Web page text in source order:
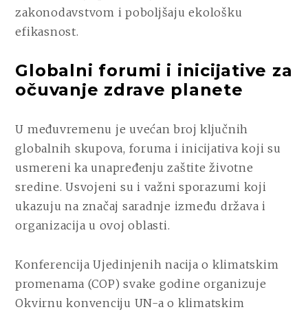
zakonodavstvom i poboljšaju ekološku
efikasnost.
Globalni forumi i inicijative za
očuvanje zdrave planete
U međuvremenu je uvećan broj ključnih
globalnih skupova, foruma i inicijativa koji su
usmereni ka unapređenju zaštite životne
sredine. Usvojeni su i važni sporazumi koji
ukazuju na značaj saradnje između država i
organizacija u ovoj oblasti.
Konferencija Ujedinjenih nacija o klimatskim
promenama (COP) svake godine organizuje
Okvirnu konvenciju UN-a o klimatskim